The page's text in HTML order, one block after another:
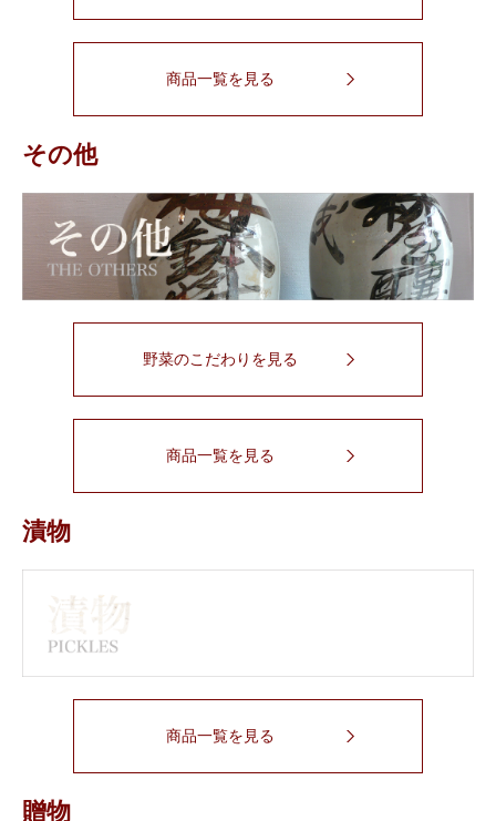
商品一覧を見る
その他
野菜のこだわりを見る
商品一覧を見る
漬物
商品一覧を見る
贈物